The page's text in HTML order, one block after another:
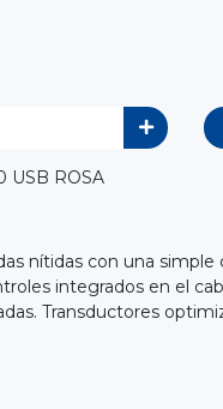
USB ROSA
nítidas con una
integrados en el
Transductores